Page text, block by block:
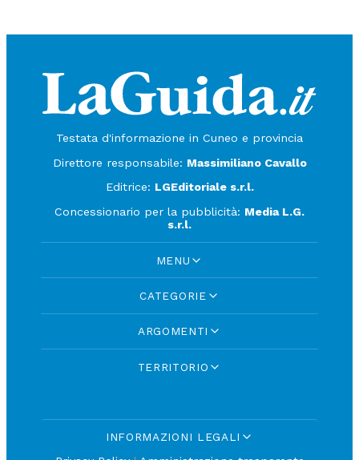
Testata d'informazione in Cuneo e provincia
Direttore responsabile: Massimiliano Cavallo
Editrice: LGEditoriale s.r.l.
Concessionario per la pubblicità: Media L.G.
s.r.l.
MENU
CATEGORIE
ARGOMENTI
TERRITORIO
INFORMAZIONI LEGALI